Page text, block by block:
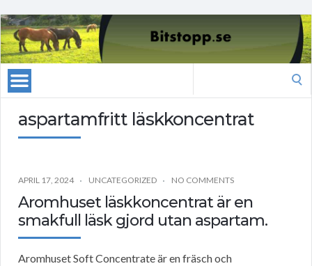
aspartamfritt läskkoncentrat
APRIL 17, 2024 UNCATEGORIZED NO COMMENTS
Aromhuset läskkoncentrat är en
smakfull läsk gjord utan aspartam.
Aromhuset Soft Concentrate är en fräsch och